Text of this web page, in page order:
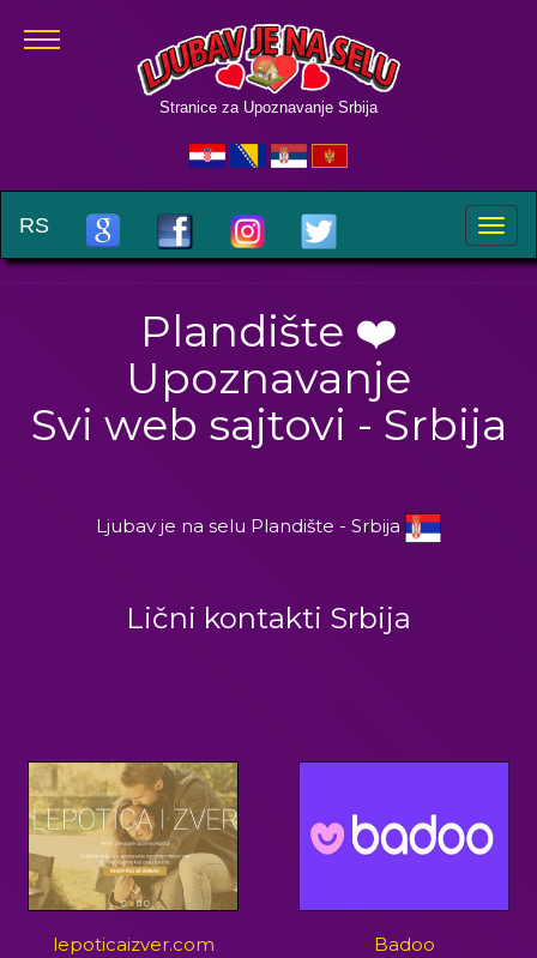
Stranice za Upoznavanje Srbija
Toggle
RS
Plandište ❤️
Upoznavanje
Svi web sajtovi - Srbija
Ljubav je na selu Plandište - Srbija
Lični kontakti Srbija
lepoticaizver.com Badoo